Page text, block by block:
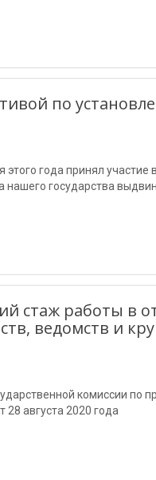
по
года принял участие
государства
стаж работы в
ведомств и
комиссии по
августа 2020 года